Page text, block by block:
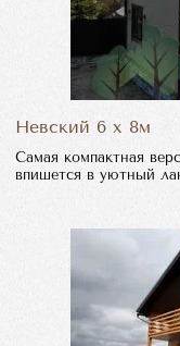
Невский 6 х 8м
Самая компактная
впишется в уютный